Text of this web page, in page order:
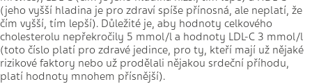
(jeho vyšší hladina je pro zdraví spíše přínosná, ale neplatí, že
čím vyšší, tím lepší). Důležité je, aby hodnoty celkového
cholesterolu nepřekročily 5 mmol/l a hodnoty LDL-C 3 mmol/l
(toto číslo platí pro zdravé jedince, pro ty, kteří mají už nějaké
rizikové faktory nebo už prodělali nějakou srdeční příhodu,
platí hodnoty mnohem přísnější).